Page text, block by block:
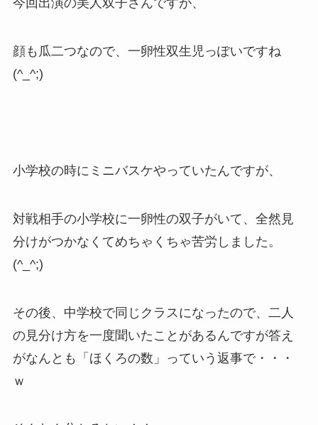
今回出演の美人双子さんですが、
顔も瓜二つなので、一卵性双生児っぽいですね
(^_^;)
小学校の時にミニバスケやっていたんですが、
対戦相手の小学校に一卵性の双子がいて、全然見
分けがつかなくてめちゃくちゃ苦労しました。
(^_^;)
その後、中学校で同じクラスになったので、二人
の見分け方を一度聞いたことがあるんですが答え
がなんとも「ほくろの数」っていう返事で・・・
ｗ